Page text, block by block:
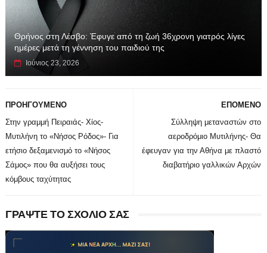
Θρήνος στη Λέσβο: Έφυγε από τη ζωή 36χρονη γιατρός λίγες
ημέρες μετά τη γέννηση του παιδιού της
Ιούνιος 23, 2026
ΕΠΟΜΕΝΟ
Σύλληψη μεταναστών στο
αεροδρόμιο Μυτιλήνης- Θα
έφευγαν για την Αθήνα με πλαστό
διαβατήριο γαλλικών Αρχών
ΠΡΟΗΓΟΥΜΕΝΟ
Στην γραμμή Πειραιάς- Χίος-
Μυτιλήνη το «Νήσος Ρόδος»- Για
ετήσιο δεξαμενισμό το «Νήσος
Σάμος» που θα αυξήσει τους
κόμβους ταχύτητας
ΓΡΑΨΤΕ ΤΟ ΣΧΟΛΙΟ ΣΑΣ